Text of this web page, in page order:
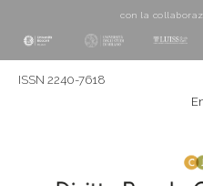
con la
ISSN 2240-7618